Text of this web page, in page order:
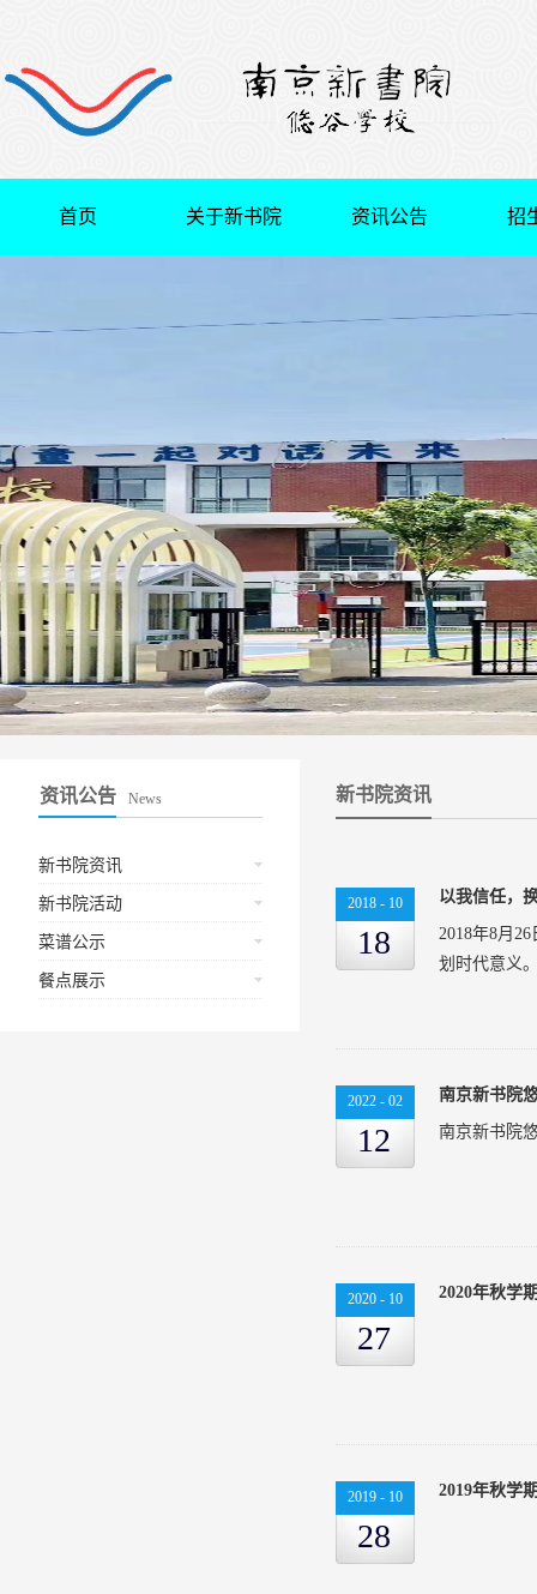
首页 关于新书院 资讯公告 招
资讯公告 News
新书院资讯
新书院活动
菜谱公示
餐点展示
新书院资讯
2018 - 10
18
以我信任，
2018年8月
划时代意义
志愿者有序
馆决议制定
向社会开放
然积极响应
匆发个朋友
2022 - 02
12
南京新书院
南京新书院
2020 - 10
27
2020年秋学
2019 - 10
28
2019年秋学